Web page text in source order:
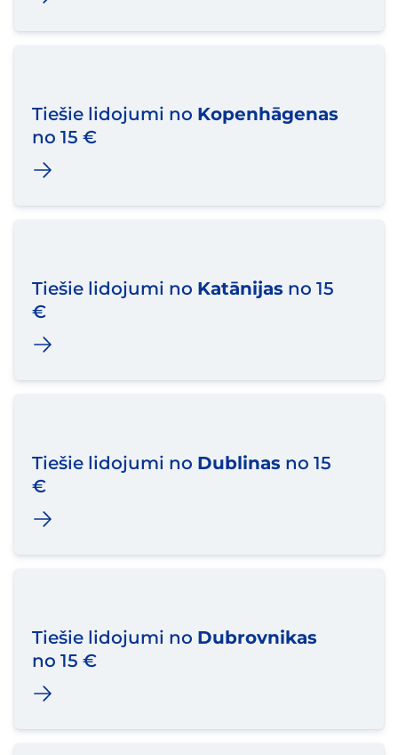
Tiešie lidojumi no Kopenhāgenas
no 15 €
Tiešie lidojumi no Katānijas no 15
€
Tiešie lidojumi no Dublinas no 15
€
Tiešie lidojumi no Dubrovnikas
no 15 €